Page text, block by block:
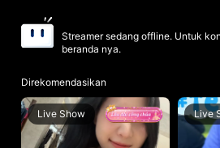
Streamer sedang offline. Untuk
beranda nya.
Direkomendasikan
Live Show Live